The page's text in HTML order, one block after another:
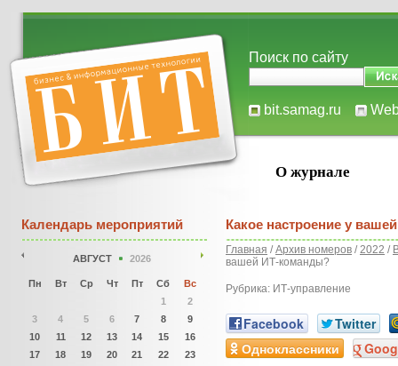
Поиск по сайту
bit.samag.ru
О журнале
Календарь мероприятий
АВГУСТ 2026
Пн Вт Ср Чт Пт Сб
Вс
1
2
3
4 5 6 7 8
9
10
11 12 13 14 15
16
17
18 19 20 21 22
23
Какое настроение у
Главная /Архив номеров /2022 /
вашей ИТ-команды?
Рубрика: ИТ-управление
Facebook
Twitter
Одноклассники